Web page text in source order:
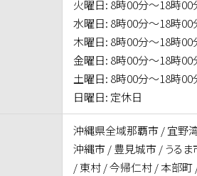
火曜日: 8時00分～18時00
水曜日: 8時00分～18時00
木曜日: 8時00分～18時00
金曜日: 8時00分～18時00
土曜日: 8時00分～18時00
日曜日: 定休日
沖縄県全域那覇市 / 宜野
沖縄市 / 豊見城市 / うる
/ 東村 / 今帰仁村 / 本部